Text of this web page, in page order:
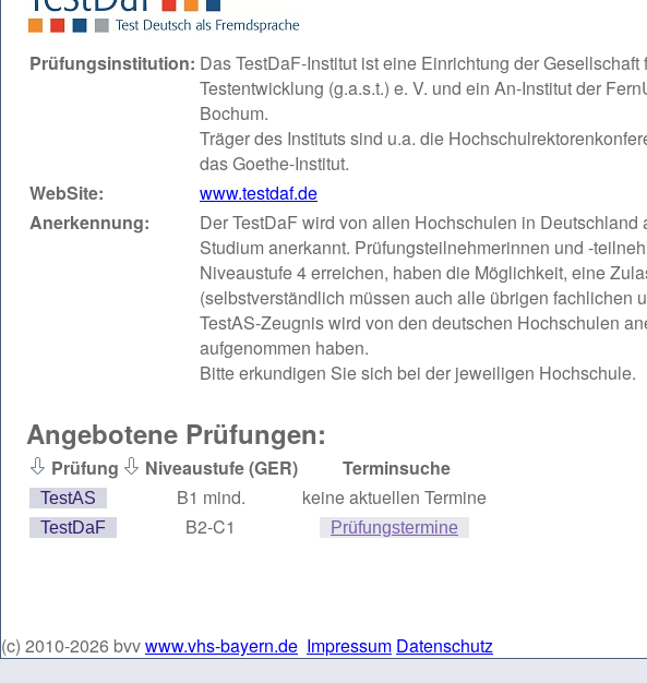
Prüfungsinstitution: Das TestDaF-Institut ist eine Einrichtung der
Testentwicklung (g.a.s.t.) e. V. und ein An-Institut der
Bochum.
Träger des Instituts sind u.a. die
das Goethe-Institut.
WebSite:
www.testdaf.de
Anerkennung:
Der TestDaF wird von allen Hochschulen in
Studium anerkannt. Prüfungsteilnehmerinnen und -
Niveaustufe 4 erreichen, haben die Möglichkeit, eine
(selbstverständlich müssen auch alle übrigen fachlichen
TestAS-Zeugnis wird von den deutschen Hochschulen
aufgenommen haben.
Bitte erkundigen Sie sich bei der jeweiligen Hochschule.
Angebotene Prüfungen:
Prüfung Niveaustufe (GER) Terminsuche
TestAS B1 mind. keine aktuellen Termine
TestDaF B2-C1 Prüfungstermine
(c) 2010-2026 bvvwww.vhs-bayern.de Impressum Datenschutz